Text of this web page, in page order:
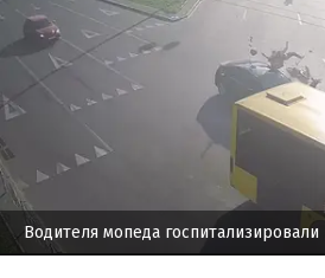
Водителя мопеда госпитализировали